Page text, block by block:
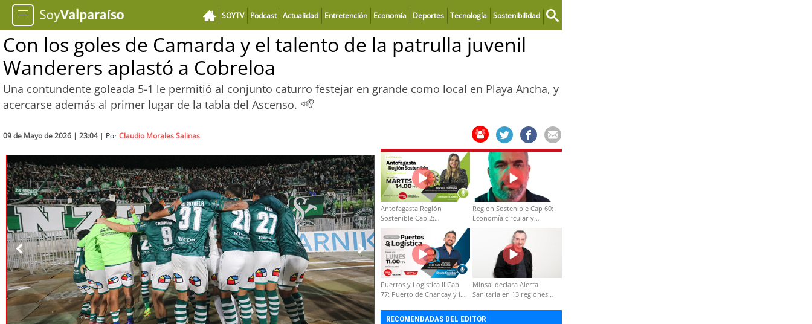
SOYTV Podcast Actualidad Entretención Economía Deportes Tecnología Sostenibilidad
Con los goles de Camarda y el talento de la patrulla juvenil
Wanderers aplastó a Cobreloa
Una contundente goleada 5-1 le permitió al conjunto caturro festejar en grande como local en Playa Ancha, y
acercarse además al primer lugar de la tabla del Ascenso.
09 de Mayo de 2026 | 23:04| PorClaudio Morales Salinas
Antofagasta Región
Sostenible Cap.2:
Educación ambiental y
formación de capacidades
técnicas
Región Sostenible Cap 60:
Economía circular y
Puertos y Logística II Cap
77: Puerto de Chancay y la
Minsal declara Alerta
Sanitaria en 13 regiones
RECOMENDADAS DEL EDITOR